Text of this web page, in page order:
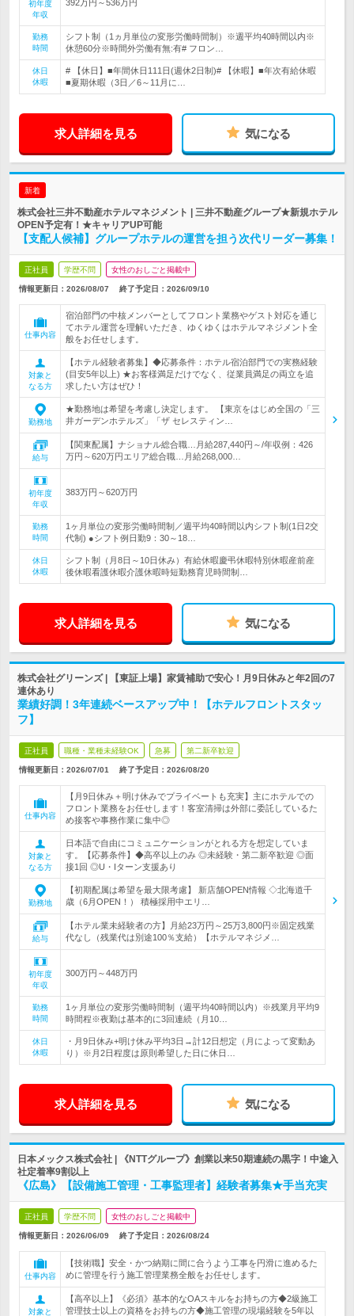
初年度
年収
392万円～536万円
勤務
時間
シフト制（1ヵ月単位の変形労働時間制）※週平均40時間以内※
休憩60分※時間外労働有無:有# フロン…
休日
休暇
# 【休日】■年間休日111日(週休2日制)# 【休暇】■年次有給休暇
■夏期休暇（3日／6～11月に…
求人詳細を見る 気になる
新着
株式会社三井不動産ホテルマネジメント | 三井不動産グループ★新規ホテル
OPEN予定有！★キャリアUP可能
【支配人候補】グループホテルの運営を担う次代リーダー募集！
正社員 学歴不問 女性のおしごと掲載中
情報更新日：2026/08/07 終了予定日： 2026/09/10
仕事内容
宿泊部門の中核メンバーとしてフロント業務やゲスト対応を通じ
てホテル運営を理解いただき、ゆくゆくはホテルマネジメント全
般をお任せします。
対象と
なる方
【ホテル経験者募集】◆応募条件：ホテル宿泊部門での実務経験
(目安5年以上) ★お客様満足だけでなく、従業員満足の両立を追
求したい方はぜひ！
勤務地
★勤務地は希望を考慮し決定します。 【東京をはじめ全国の「三
井ガーデンホテルズ」「ザ セレスティン…
給与
【関東配属】ナショナル総合職…月給287,440円～/年収例：426
万円～620万円エリア総合職…月給268,000…
初年度
年収
383万円～620万円
勤務
時間
1ヶ月単位の変形労働時間制／週平均40時間以内シフト制(1日2交
代制) ●シフト例日勤9：30～18…
休日
休暇
シフト制（月8日～10日休み）有給休暇慶弔休暇特別休暇産前産
後休暇看護休暇介護休暇時短勤務育児時間制…
求人詳細を見る 気になる
株式会社グリーンズ | 【東証上場】家賃補助で安心！月9日休みと年2回の7
連休あり
業績好調！3年連続ベースアップ中！【ホテルフロントスタッ
フ】
正社員 職種・業種未経験OK 急募 第二新卒歓迎
情報更新日：2026/07/01 終了予定日： 2026/08/20
仕事内容
【月9日休み＋明け休みでプライベートも充実】主にホテルでの
フロント業務をお任せします！客室清掃は外部に委託しているた
め接客や事務作業に集中◎
対象と
なる方
日本語で自由にコミュニケーションがとれる方を想定していま
す。【応募条件】◆高卒以上のみ ◎未経験・第二新卒歓迎 ◎面
接1回 ◎U・Iターン支援あり
勤務地
【初期配属は希望を最大限考慮】 新店舗OPEN情報 ◇北海道千
歳（6月OPEN！） 積極採用中エリ…
給与
【ホテル業未経験者の方】月給23万円～25万3,800円※固定残業
代なし（残業代は別途100％支給）【ホテルマネジメ…
初年度
年収
300万円～448万円
勤務
時間
1ヶ月単位の変形労働時間制（週平均40時間以内）※残業月平均9
時間程※夜勤は基本的に3回連続（月10…
休日
休暇
・月9日休み+明け休み平均3日→計12日想定（月によって変動あ
り）※月2日程度は原則希望した日に休日…
求人詳細を見る 気になる
日本メックス株式会社 | 《NTTグループ》創業以来50期連続の黒字！中途入
社定着率9割以上
《広島》【設備施工管理・工事監理者】経験者募集★手当充実
正社員 学歴不問 女性のおしごと掲載中
情報更新日：2026/06/09 終了予定日： 2026/08/24
仕事内容
【技術職】安全・かつ納期に間に合うよう工事を円滑に進めるた
めに管理を行う施工管理業務全般をお任せします。
対象と
【高卒以上】《必須》基本的なOAスキルをお持ちの方◆2級施工
管理技士以上の資格をお持ちの方◆施工管理の現場経験を5年以